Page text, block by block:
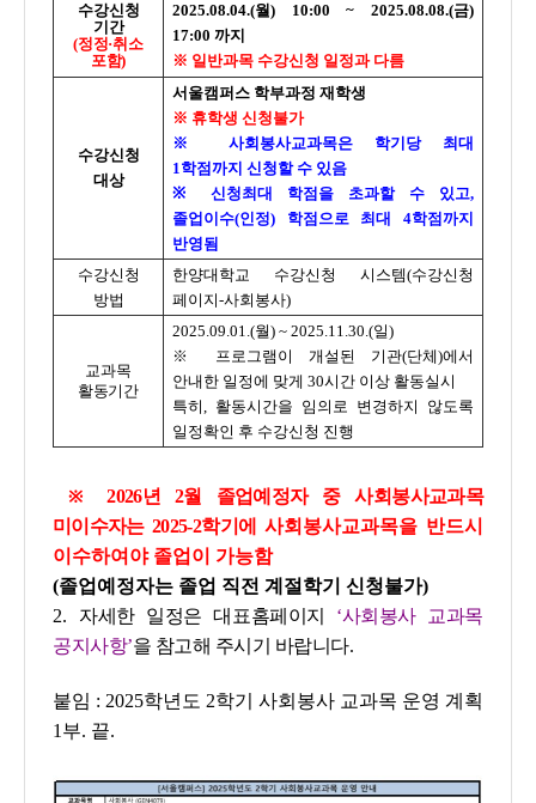
수강신청
기간
(정정·취소
포함)
2025.08.04.(월) 10:00 ~ 2025.08.08.(금)
17:00 까지
※ 일반과목 수강신청 일정과 다름
수강신청
대상
서울캠퍼스 학부과정 재학생
※ 휴학생 신청불가
※ 사회봉사교과목은 학기당 최대
1학점까지 신청할 수 있음
※ 신청최대 학점을 초과할 수 있고,
졸업이수(인정) 학점으로 최대 4학점까지
반영됨
수강신청
방법
한양대학교 수강신청 시스템(수강신청
페이지-사회봉사)
교과목
활동기간
2025.09.01.(월) ~ 2025.11.30.(일)
※
프로그램이 개설된 기관(단체)에서
안내한 일정에 맞게 30시간 이상 활동실시
특히, 활동시간을 임의로 변경하지 않도록
일정확인 후 수강신청 진행
※
2026년 2월 졸업예정자 중 사회봉사교과목
미이수자는 2025-2학기에
사회봉사교과목을 반드시
이수하여야 졸업이 가능함
(졸업예정자는 졸업 직전 계절학기 신청불가)
2. 자세한 일정은 대표홈페이지
‘사회봉사 교과목
공지사항’을 참고해 주시기 바랍니다.
붙임 : 2025학년도 2학기 사회봉사 교과목 운영 계획
1부. 끝.